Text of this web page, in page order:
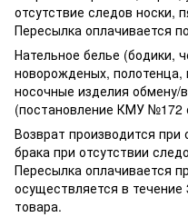
отсутствие следов носки,
Пересылка оплачивается
Нательное белье (бодики,
новорожденых, полотенца,
носочные изделия обмену/
(постановление КМУ №172
Возврат производится при
брака при отсутствии
Пересылка оплачивается
осуществляется в
товара.